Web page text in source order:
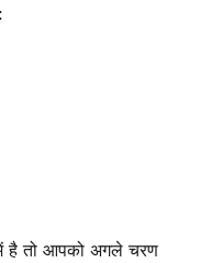
है तो आपको अगले चरण